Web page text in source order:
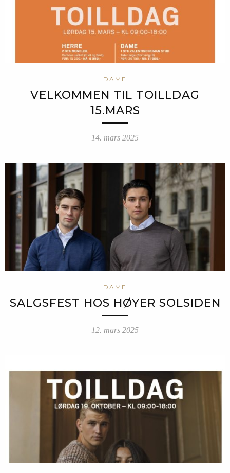
DAME
VELKOMMEN TIL TOILLDAG
15.MARS
14. mars 2025
DAME
SALGSFEST HOS HØYER SOLSIDEN
12. mars 2025